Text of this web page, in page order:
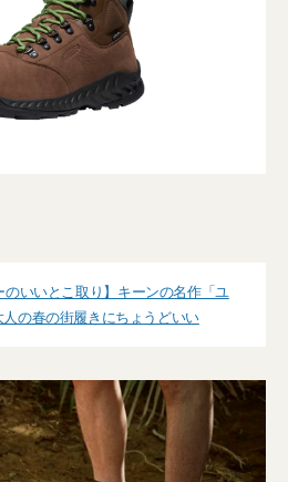
のいいとこ取り】キーンの名作「ユ
の春の街履きにちょうどいい